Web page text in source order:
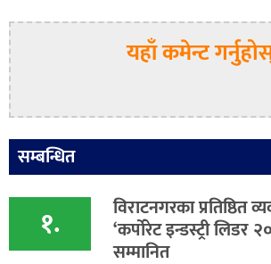
यहाँ कमेन्ट
सम्बन्धित
१. विराटनगरका प्रतिष्ठित
‘कर्पोरेट इन्डस्ट्री लिडर
सम्मानित